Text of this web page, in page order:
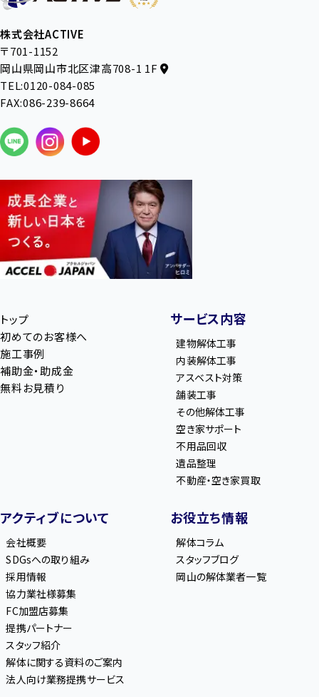
株式会社ACTIVE
〒701-1152
岡山県岡山市北区津高708-1 1F
TEL:0120-084-085
FAX:086-239-8664
トップ
初めてのお客様へ
施工事例
補助金・助成金
無料お見積り
サービス内容
建物解体工事
内装解体工事
アスベスト対策
舗装工事
その他解体工事
空き家サポート
不用品回収
遺品整理
不動産・空き家買取
アクティブについて
会社概要
SDGsへの取り組み
採用情報
協力業社様募集
FC加盟店募集
提携パートナー
スタッフ紹介
解体に関する資料のご案内
法人向け業務提携サービス
お役立ち情報
解体コラム
スタッフブログ
岡山の解体業者一覧